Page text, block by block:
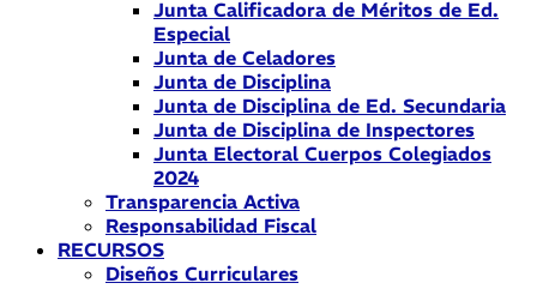
Junta Calificadora de Méritos de Ed.
Especial
Junta de Celadores
Junta de Disciplina
Junta de Disciplina de Ed. Secundaria
Junta de Disciplina de Inspectores
Junta Electoral Cuerpos Colegiados
2024
Transparencia Activa
Responsabilidad Fiscal
RECURSOS
Diseños Curriculares